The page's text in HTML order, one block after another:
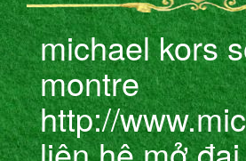
michael kors
montre
http://